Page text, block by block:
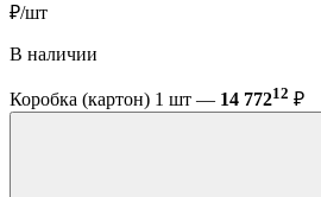
₽/шт
В наличии
Коробка (картон) 1 шт — 14 77212 ₽